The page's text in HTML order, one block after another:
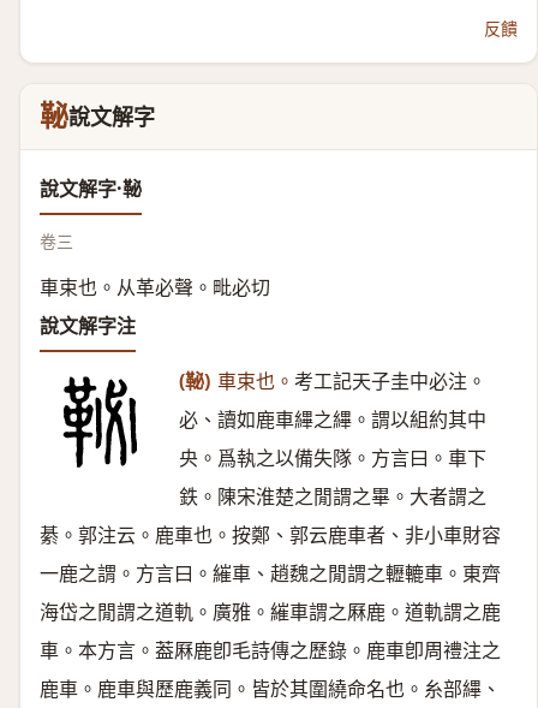
反饋
䩛說文解字
說文解字·䩛
卷三
車束也。从革必聲。毗必切
說文解字注
(䩛) 車束也。 考工記天子圭中必注。
必、讀如鹿車縪之縪。謂以組約其中
央。爲執之以備失隊。方言曰。車下
鉄。陳宋淮楚之閒謂之畢。大者謂之
綦。郭注云。鹿車也。按鄭、郭云鹿車者、非小車財容
一鹿之謂。方言曰。繀車、趙魏之閒謂之轣轆車。東齊
海岱之閒謂之道軌。廣雅。繀車謂之厤鹿。道軌謂之鹿
車。本方言。葢厤鹿卽毛詩傳之歷錄。鹿車卽周禮注之
鹿車。鹿車與歷鹿義同。皆於其圍繞命名也。糸部縪、